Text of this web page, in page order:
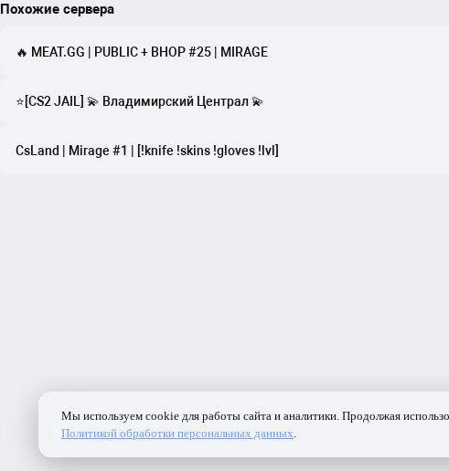
Похожие сервера
🔥 MEAT.GG | PUBLIC + BHOP #25 | MIRAGE
⭐[CS2 JAIL] 💫 Владимирский Централ 💫
CsLand | Mirage #1 | [!knife !skins !gloves !lvl]